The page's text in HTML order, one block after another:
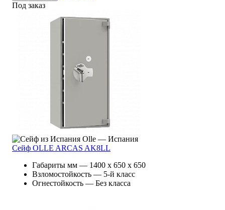
Под заказ
Olle — Испания
Сейф OLLE ARCAS AK8LL
Габариты мм — 1400 x 650 x 650
Взломостойкость — 5-й класс
Огнестойкость — Без класса